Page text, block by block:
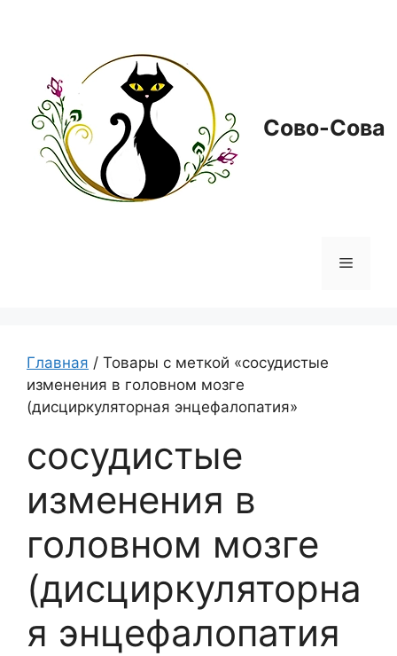
Сово-Сова
Меню
Главная / Товары с меткой «сосудистые
изменения в головном мозге
(дисциркуляторная энцефалопатия»
сосудистые
изменения в
головном мозге
(дисциркуляторна
я энцефалопатия